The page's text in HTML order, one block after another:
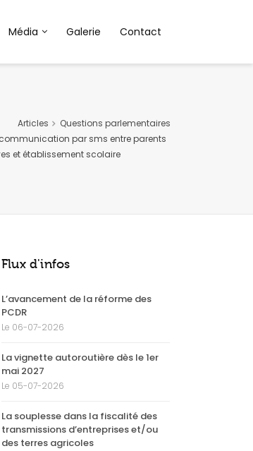
Média Galerie Contact
Articles
Questions parlementaires
par sms entre parents
et établissement scolaire
Flux d'infos
L’avancement de la réforme des
PCDR
Le 06-07-2026
La vignette autoroutière dès le 1er
mai 2027
Le 05-07-2026
La souplesse dans la fiscalité des
transmissions d’entreprises et/ou
des terres agricoles